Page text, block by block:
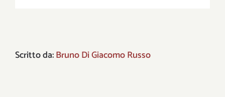
Scritto da:Bruno Di Giacomo Russo